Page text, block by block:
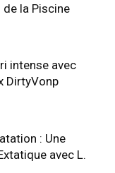
de la Piscine
intense avec
DirtyVonp
: Une
avec L.